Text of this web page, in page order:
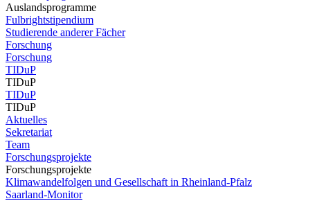
Auslandsprogramme
Fulbrightstipendium
Studierende anderer Fächer
Forschung
Forschung
TIDuP
TIDuP
TIDuP
TIDuP
Aktuelles
Sekretariat
Team
Forschungsprojekte
Forschungsprojekte
Klimawandelfolgen und Gesellschaft in Rheinland-Pfalz
Saarland-Monitor